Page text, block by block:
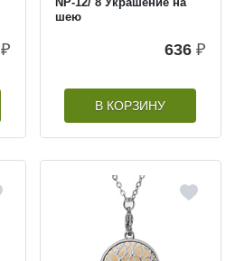
₽
шею
636 ₽
В КОРЗИНУ